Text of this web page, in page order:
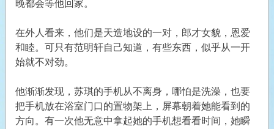
晚都会等他回家。
在外人看来，他们是天造地设的一对，郎才女貌，恩爱
和睦。可只有范明轩自己知道，有些东西，似乎从一开
始就不对劲。
他渐渐发现，苏琪的手机从不离身，哪怕是洗澡，也要
把手机放在浴室门口的置物架上，屏幕朝着她能看到的
方向。有一次他无意中拿起她的手机想看看时间，她瞬